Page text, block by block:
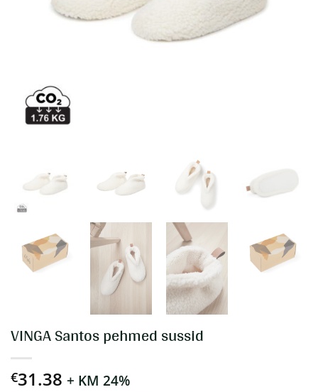
VINGA Santos pehmed sussid
€31.38 + KM 24%